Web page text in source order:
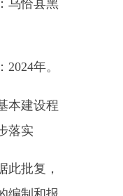
和报
要严
投资